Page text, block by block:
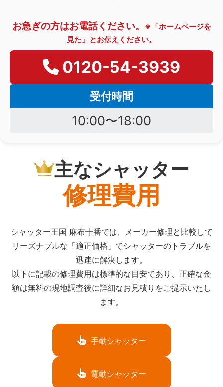
お急ぎの方はお電話ください。
※「ホームページを
見た」とお伝えください。
0120-54-3939
受付時間
10:00〜18:00
主なシャッター
修理費用
シャッター王国 麻布十番では、メーカー修理と比較して
リーズナブルな「適正価格」でシャッターのトラブルを
迅速に解決します。
以下に記載の修理費用は標準的な目安であり、正確な金
額は無料の現地調査後に詳細なお見積りをご提示いたし
ます。
手動シャッター
電動シャッター